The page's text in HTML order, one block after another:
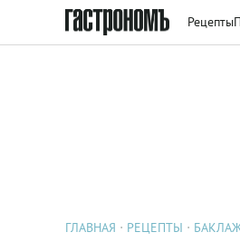
Рецепты
ГЛАВНАЯ РЕЦЕПТЫ